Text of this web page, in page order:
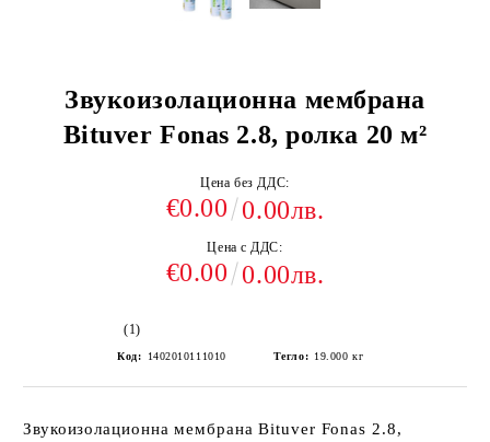
Звукоизолационна мембрана
Bituver Fonas 2.8, ролка 20 м²
Цена без ДДС:
€0.00 0.00лв.
Цена с ДДС:
€0.00 0.00лв.
(1)
Код: 1402010111010 Тегло: 19.000 кг
Звукоизолационна мембрана Bituver Fonas 2.8,